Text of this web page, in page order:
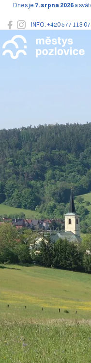
INFO: +420 577 113
Dnes je 7. srpna 2026 a
Pozlovice